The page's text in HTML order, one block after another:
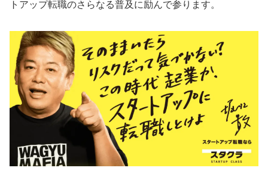
CEOインタビュー
大学発スタートアップ
導入事例
お問い合わせ
法人向け資料ダウンロード
/採用検討企業様へ
トアップ転職のさらなる普及に励んで参ります。